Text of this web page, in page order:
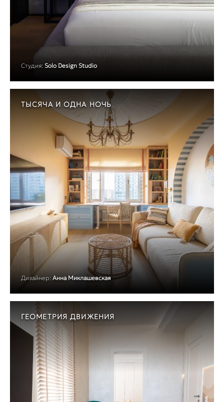
Студия: Solo Design Studio
ТЫСЯЧА И ОДНА НОЧЬ
Дизайнер: Анна Миклашевская
ГЕОМЕТРИЯ ДВИЖЕНИЯ